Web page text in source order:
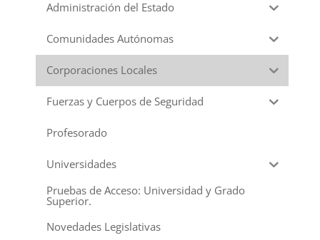
Administración del Estado
Comunidades Autónomas
Corporaciones Locales
Fuerzas y Cuerpos de Seguridad
Profesorado
Universidades
Pruebas de Acceso: Universidad y Grado
Superior.
Novedades Legislativas